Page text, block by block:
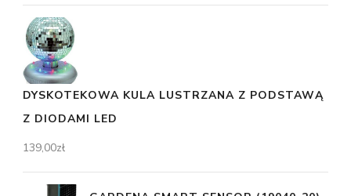
DYSKOTEKOWA KULA LUSTRZANA Z PODSTAWĄ
Z DIODAMI LED
139,00zł